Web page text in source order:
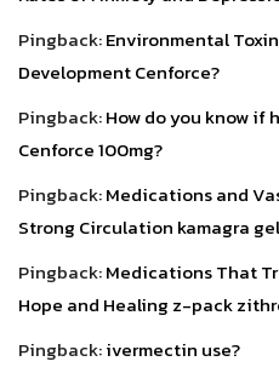
Pingback:Environmental
Development Cenforce?
Pingback:How do you know if
Cenforce 100mg?
Pingback:Medications and
Strong Circulation kamagra
Pingback:Medications That
Hope and Healing z-pack
Pingback:ivermectin use?